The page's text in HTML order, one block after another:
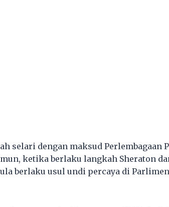
selari dengan maksud Perlembagaan
ketika berlaku langkah Sheraton
berlaku usul undi percaya di